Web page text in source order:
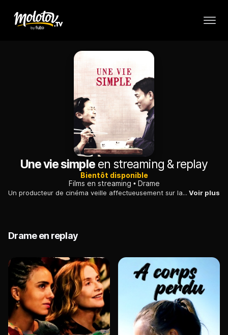
Une vie simpleen streaming & replay
Bientôt disponible
Films en streaming
Drame
Un producteur de cinéma veille affectueusement sur la vieille domestique qui l'a élevé lorsqu'un infarctus la pousse à se retirer dans une maison de retraite. Voir plus
Drame en replay